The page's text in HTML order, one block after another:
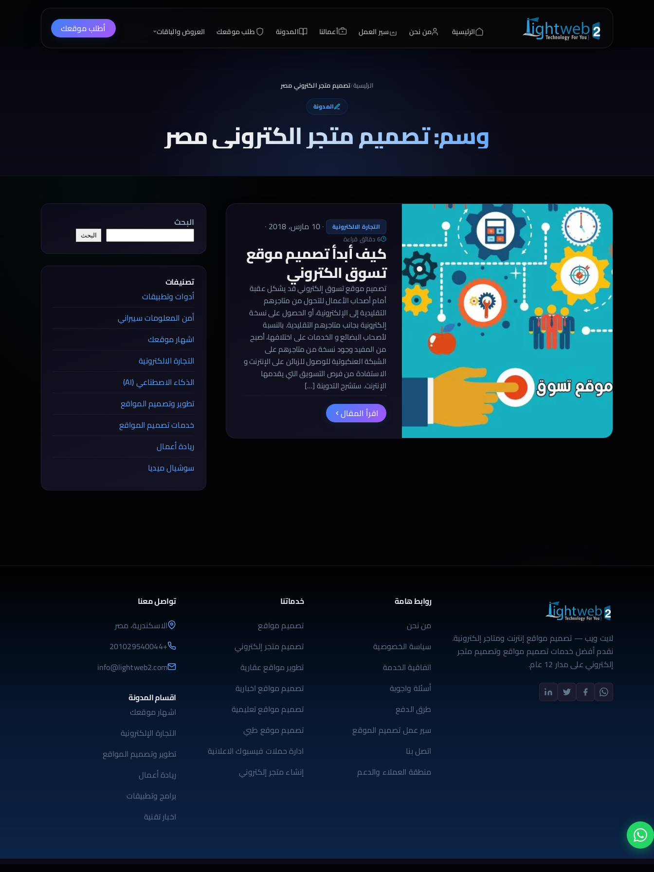
الرئيسية من نحن سير العمل أعمالنا المدونة طلب موقعك العروض والباقات أطلب موقعك
الرئيسية/تصميم متجر الكتروني مصر
المدونة
وسم: تصميم متجر الكتروني مصر
التجارة الالكترونية ·10 مارس، 2018 ·
6 دقائق قراءة
كيف أبدأ تصميم موقع
تسوق الكتروني
تصميم موقع تسوق إلكتروني قد يشكل عقبة
أمام أصحاب الأعمال للتحول من متاجرهم
التقليدية إلى الإلكترونية، أو الحصول على نسخة
إلكترونية بجانب متاجرهم التقليدية. بالنسبة
لأصحاب البضائع و الخدمات على اختلافها، أصبح
من المفيد وجود نسخة من متاجرهم على
الشبكة العنكبوتية للوصول للزبائن على الإنترنت و
الاستفادة من فرص التسويق التي يقدمها
الإنترنت. ستشرح التدوينة […]
اقرأ المقال
البحث
البحث
تصنيفات
أدوات وتطبيقات
أمن المعلومات سيبراني
اشهار موقعك
التجارة الالكترونية
الذكاء الاصطناعي (AI)
تطوير وتصميم المواقع
خدمات تصميم المواقع
ريادة أعمال
سوشيال ميديا
لايت ويب — تصميم مواقع إنترنت ومتاجر إلكترونية.
نقدم أفضل خدمات تصميم مواقع وتصميم متجر
إلكتروني على مدار 12 عام.
روابط هامة
من نحن
سياسة الخصوصية
اتفاقية الخدمة
أسئلة واجوبة
طرق الدفع
سير عمل تصميم الموقع
اتصل بنا
منطقة العملاء والدعم
خدماتنا
تصميم مواقع
تصميم متجر إلكتروني
تطوير مواقع عقارية
تصميم مواقع اخبارية
تصميم مواقع تعليمية
تصميم موقع طبي
ادارة حملات فيسبوك الاعلانية
إنشاء متجر إلكتروني
تواصل معنا
الاسكندرية، مصر
+201029540044
info@lightweb2.com
اقسام المدونة
اشهار موقعك
التجارة الإلكترونية
تطوير وتصميم المواقع
ريادة أعمال
برامج وتطبيقات
اخبار تقنية